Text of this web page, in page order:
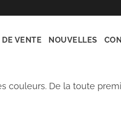
VENTE NOUVELLES
couleurs. De la toute